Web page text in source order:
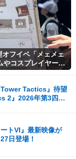
フイベ「メェメェ
やコスプレイヤー撮
Tactics』待望
2』2026年第3四半
トVI』最新映像が
日登場！